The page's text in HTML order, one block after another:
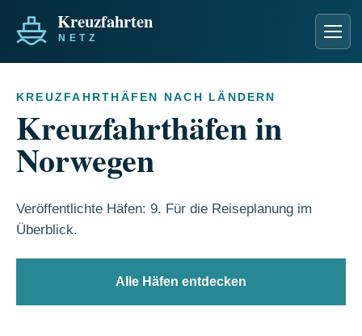
KREUZFAHRTHÄFEN NACH LÄNDERN
Kreuzfahrthäfen in
Norwegen
Veröffentlichte Häfen: 9. Für die Reiseplanung im
Überblick.
Alle Häfen entdecken